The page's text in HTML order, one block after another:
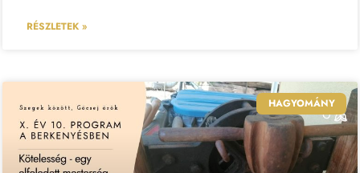
RÉSZLETEK »
HAGYOMÁNY